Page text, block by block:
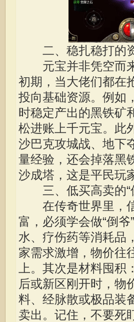
二、稳扎稳打的
元宝并非凭空而来
初期，当大佬们都在
投向基础资源。例如
时稳定产出的黑铁矿
松进账上千元宝。此
沙巴克攻城战、地下
量经验，还会掉落黑
沙成塔，这是平民玩
三、低买高卖的“
在传奇世界里，信
富，必须学会做“倒
水、疗伤药等消耗品
家需求激增，物价往
上。其次是材料囤
后或新区刚开时，物
料、经脉散或极品装
卖出。记住，不要死